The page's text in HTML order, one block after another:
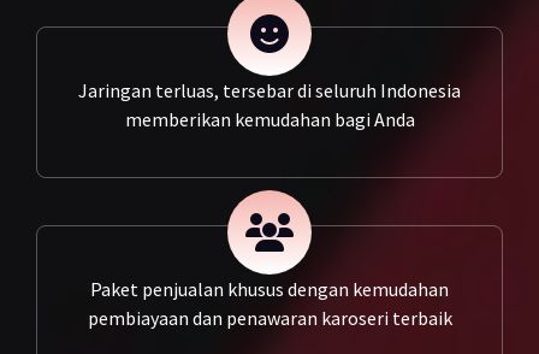
Jaringan terluas, tersebar di seluruh Indonesia
memberikan kemudahan bagi Anda
Paket penjualan khusus dengan kemudahan
pembiayaan dan penawaran karoseri terbaik